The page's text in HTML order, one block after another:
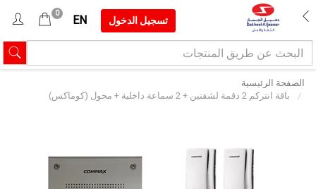
تسجيل الدخول EN
0
الصفحة الرئيسية
باقة انتركم 2 دقمة لشقتين + 2 سماعة داخلية + محول (كوماكس)